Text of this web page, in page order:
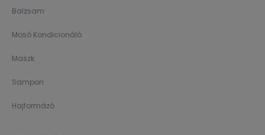
Balzsam
Mosó Kondicionáló
Maszk
Sampon
Hajformázó